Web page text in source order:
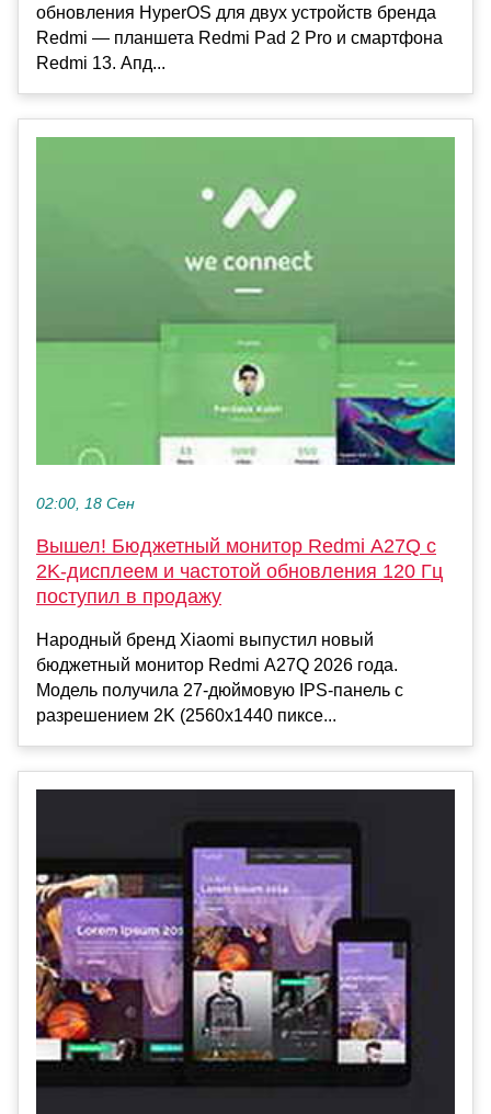
обновления HyperOS для двух устройств бренда
Redmi — планшета Redmi Pad 2 Pro и смартфона
Redmi 13. Апд...
02:00, 18 Сен
Вышел! Бюджетный монитор Redmi A27Q с
2K-дисплеем и частотой обновления 120 Гц
поступил в продажу
Народный бренд Xiaomi выпустил новый
бюджетный монитор Redmi A27Q 2026 года.
Модель получила 27-дюймовую IPS-панель с
разрешением 2K (2560x1440 пиксе...